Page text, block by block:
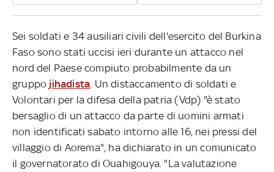
Sei soldati e 34 ausiliari civili dell'esercito del Burkina
Faso sono stati uccisi ieri durante un attacco nel
nord del Paese compiuto probabilmente da un
gruppo jihadista . Un distaccamento di soldati e
Volontari per la difesa della patria (Vdp) "è stato
bersaglio di un attacco da parte di uomini armati
non identificati sabato intorno alle 16, nei pressi del
villaggio di Aorema", ha dichiarato in un comunicato
il governatorato di Ouahigouya. "La valutazione